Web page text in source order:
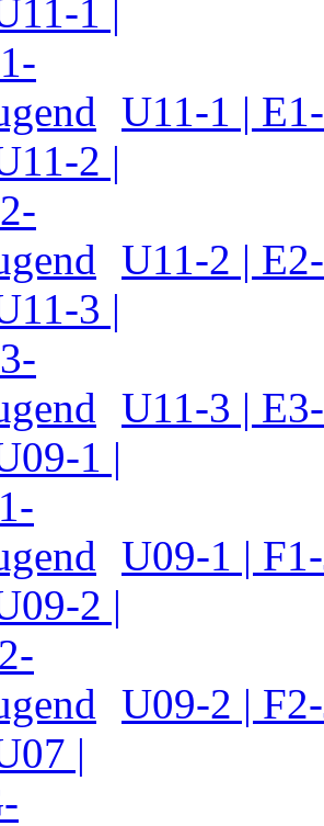
U11-1 |
U11-2 |
U11-3 |
U09-1 |
U09-2 |